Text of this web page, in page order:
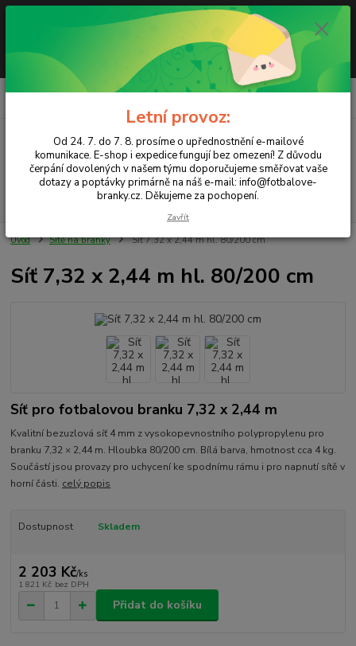
Letní provoz: Od 24. 7. do 7. 8. prosíme o upřednostnění e-mailové
komunikace. E-shop i expedice fungují bez omezení! Z důvodu čerpání
dovolených v našem týmu doporučujeme směřovat vaše dotazy a
poptávky primárně na náš e-mail info@fotbalove-branky.cz. Děkujeme za
pochopení.
Menu
0ks
Úvod Sítě na branky Síť 7,32 x 2,44 m hl. 80/200 cm
Síť 7,32 x 2,44 m hl. 80/200 cm
Síť pro fotbalovou branku 7,32 x 2,44 m
Kvalitní bezuzlová síť 4 mm z vysokopevnostního polypropylenu pro
branku 7,32 × 2,44 m. Hloubka 80/200 cm. Bílá barva, hmotnost cca 4 kg.
Součástí jsou provazy pro uchycení ke spodnímu rámu i pro napnutí sítě v
horní části. celý popis
Dostupnost Skladem
2 203 Kč/ks
1 821 Kč bez DPH
Přidat do košíku
Letní provoz:
Od 24. 7. do 7. 8. prosíme o upřednostnění e-mailové
komunikace. E-shop i expedice fungují bez omezení! Z důvodu
čerpání dovolených v našem týmu doporučujeme směřovat vaše
dotazy a poptávky primárně na náš e-mail: info@fotbalove-
branky.cz. Děkujeme za pochopení.
Zavřít